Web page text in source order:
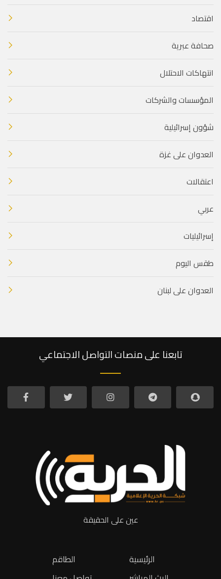
اقتصاد
صحافة عبرية
انتهاكات الاحتلال
المؤسسات والشركات
شؤون إسرائيلية
العدوان على غزة
اعتقالات
عربي
إسرائيليات
طقس اليوم
العدوان على لبنان
تابعنا على منصات التواصل الاجتماعي
عين على الحقيقة
الطاقم
الرئيسية